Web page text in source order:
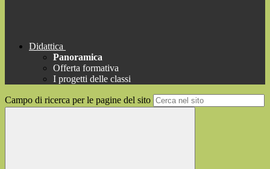
Didattica
Panoramica
Offerta formativa
I progetti delle classi
Campo di ricerca per le pagine del sito